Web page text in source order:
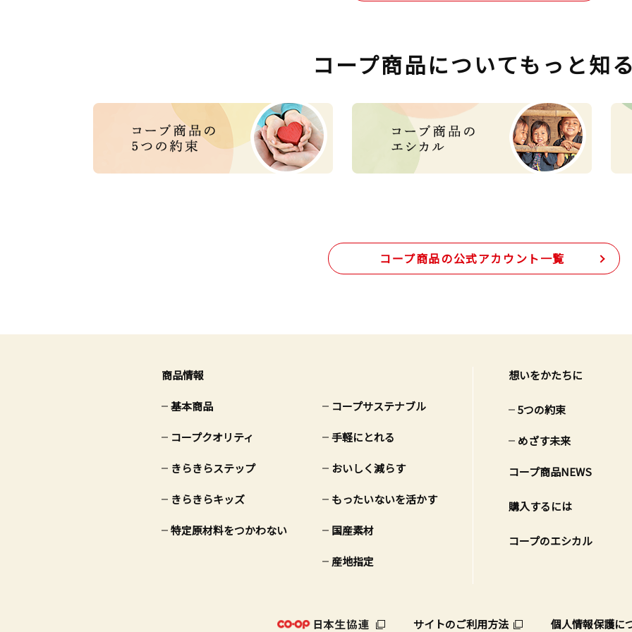
コープ商品についてもっと知
コープ商品の公式アカウント一覧
商品情報
基本商品
コープクオリティ
きらきらステップ
きらきらキッズ
特定原材料をつかわない
コープサステナブル
手軽にとれる
おいしく減らす
もったいないを活かす
国産素材
産地指定
想いをかたちに
5つの約束
めざす未来
コープ商品NEWS
購入するには
コープのエシカル
サイトのご利用方法 個人情報保護に